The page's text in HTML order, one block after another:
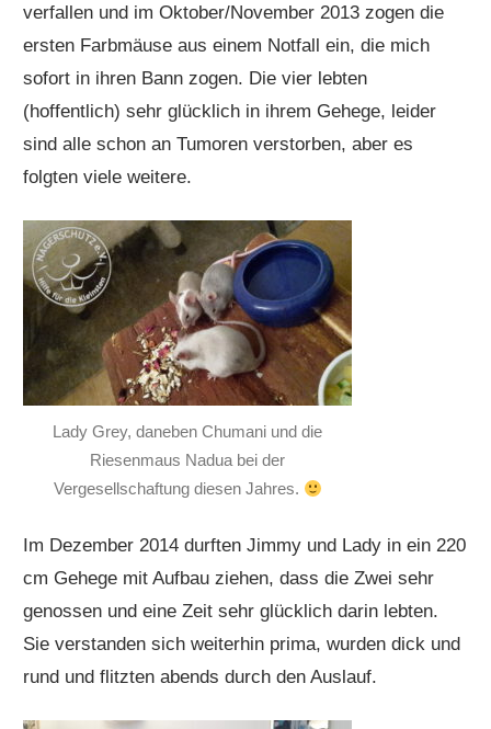
verfallen und im Oktober/November 2013 zogen die
ersten Farbmäuse aus einem Notfall ein, die mich
sofort in ihren Bann zogen. Die vier lebten
(hoffentlich) sehr glücklich in ihrem Gehege, leider
sind alle schon an Tumoren verstorben, aber es
folgten viele weitere.
Lady Grey, daneben Chumani und die
Riesenmaus Nadua bei der
Vergesellschaftung diesen Jahres.
Im Dezember 2014 durften Jimmy und Lady in ein 220
cm Gehege mit Aufbau ziehen, dass die Zwei sehr
genossen und eine Zeit sehr glücklich darin lebten.
Sie verstanden sich weiterhin prima, wurden dick und
rund und flitzten abends durch den Auslauf.